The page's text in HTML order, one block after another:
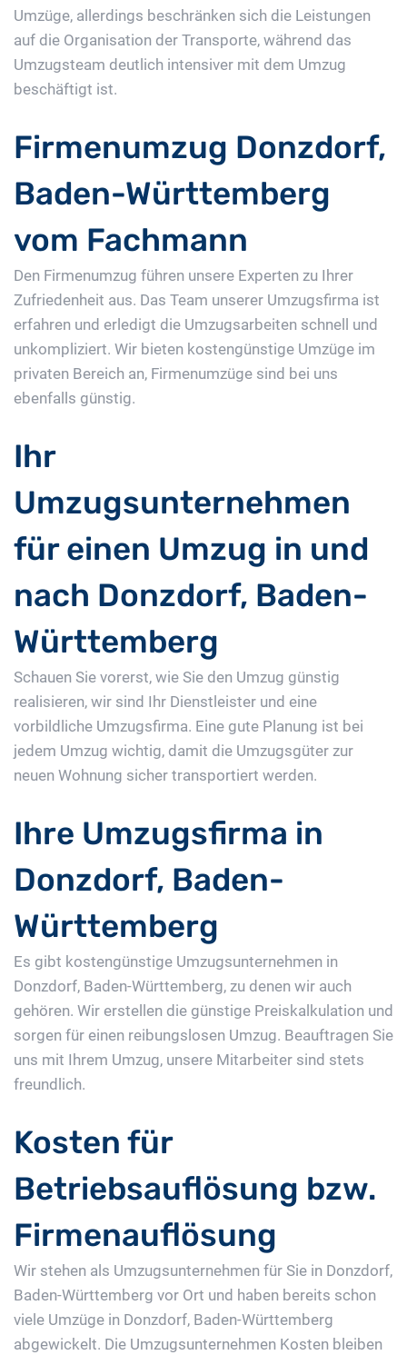
Umzüge, allerdings beschränken sich die Leistungen
auf die Organisation der Transporte, während das
Umzugsteam deutlich intensiver mit dem Umzug
beschäftigt ist.
Firmenumzug Donzdorf,
Baden-Württemberg
vom Fachmann
Den Firmenumzug führen unsere Experten zu Ihrer
Zufriedenheit aus. Das Team unserer Umzugsfirma ist
erfahren und erledigt die Umzugsarbeiten schnell und
unkompliziert. Wir bieten kostengünstige Umzüge im
privaten Bereich an, Firmenumzüge sind bei uns
ebenfalls günstig.
Ihr
Umzugsunternehmen
für einen Umzug in und
nach Donzdorf, Baden-
Württemberg
Schauen Sie vorerst, wie Sie den Umzug günstig
realisieren, wir sind Ihr Dienstleister und eine
vorbildliche Umzugsfirma. Eine gute Planung ist bei
jedem Umzug wichtig, damit die Umzugsgüter zur
neuen Wohnung sicher transportiert werden.
Ihre Umzugsfirma in
Donzdorf, Baden-
Württemberg
Es gibt kostengünstige Umzugsunternehmen in
Donzdorf, Baden-Württemberg, zu denen wir auch
gehören. Wir erstellen die günstige Preiskalkulation und
sorgen für einen reibungslosen Umzug. Beauftragen Sie
uns mit Ihrem Umzug, unsere Mitarbeiter sind stets
freundlich.
Kosten für
Betriebsauflösung bzw.
Firmenauflösung
Wir stehen als Umzugsunternehmen für Sie in Donzdorf,
Baden-Württemberg vor Ort und haben bereits schon
viele Umzüge in Donzdorf, Baden-Württemberg
abgewickelt. Die Umzugsunternehmen Kosten bleiben